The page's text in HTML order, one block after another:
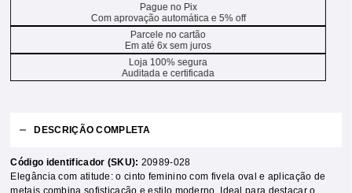
Pague no Pix
Com aprovação automática e 5% off
Parcele no cartão
Em até 6x sem juros
Loja 100% segura
Auditada e certificada
DESCRIÇÃO COMPLETA
Código identificador (SKU): 20989-028
Elegância com atitude: o cinto feminino com fivela oval e aplicação de
metais combina sofisticação e estilo moderno. Ideal para destacar o